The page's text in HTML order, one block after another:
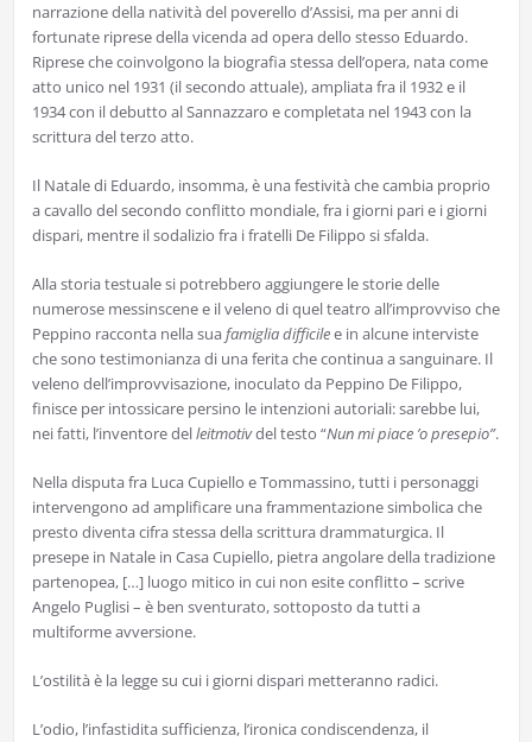
narrazione della natività del poverello d’Assisi, ma per anni di
fortunate riprese della vicenda ad opera dello stesso Eduardo.
Riprese che coinvolgono la biografia stessa dell’opera, nata come
atto unico nel 1931 (il secondo attuale), ampliata fra il 1932 e il
1934 con il debutto al Sannazzaro e completata nel 1943 con la
scrittura del terzo atto.
Il Natale di Eduardo, insomma, è una festività che cambia proprio
a cavallo del secondo conflitto mondiale, fra i giorni pari e i giorni
dispari, mentre il sodalizio fra i fratelli De Filippo si sfalda.
Alla storia testuale si potrebbero aggiungere le storie delle
numerose messinscene e il veleno di quel teatro all’improvviso che
Peppino racconta nella suafamiglia difficilee in alcune interviste
che sono testimonianza di una ferita che continua a sanguinare. Il
veleno dell’improvvisazione, inoculato da Peppino De Filippo,
finisce per intossicare persino le intenzioni autoriali: sarebbe lui,
nei fatti, l’inventore delleitmotivdel testo “Nun mi piace ’o presepio”.
Nella disputa fra Luca Cupiello e Tommassino, tutti i personaggi
intervengono ad amplificare una frammentazione simbolica che
presto diventa cifra stessa della scrittura drammaturgica. Il
presepe in Natale in Casa Cupiello, pietra angolare della tradizione
partenopea, […] luogo mitico in cui non esite conflitto – scrive
Angelo Puglisi – è ben sventurato, sottoposto da tutti a
multiforme avversione.
L’ostilità è la legge su cui i giorni dispari metteranno radici.
L’odio, l’infastidita sufficienza, l’ironica condiscendenza, il